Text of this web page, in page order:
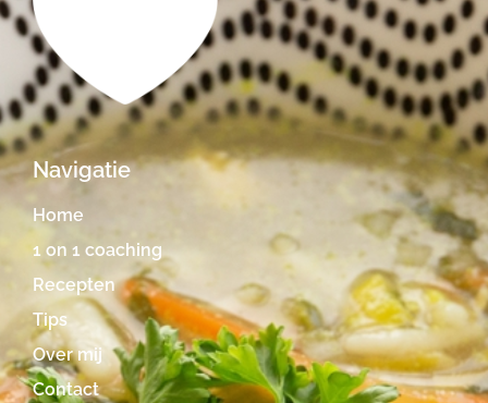
Navigatie
Home
1 on 1 coaching
Recepten
Tips
Over mij
Contact